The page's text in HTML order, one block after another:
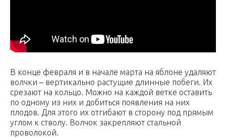
В конце февраля и в начале марта на яблоне удаляют
волчки – вертикально растущие длинные побеги. Их
срезают на кольцо. Можно на каждой ветке оставить
по одному из них и добиться появления на них
плодов. Для этого их отгибают в сторону под прямым
углом к стволу. Волчок закрепляют стальной
проволокой.